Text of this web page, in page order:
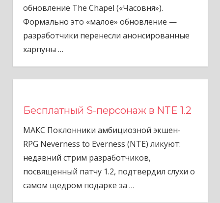
обновление The Chapel («Часовня»).
Формально это «малое» обновление —
разработчики перенесли анонсированные
харпуны …
Бесплатный S-персонаж в NTE 1.2
МАКС Поклонники амбициозной экшен-
RPG Neverness to Everness (NTE) ликуют:
недавний стрим разработчиков,
посвященный патчу 1.2, подтвердил слухи о
самом щедром подарке за …